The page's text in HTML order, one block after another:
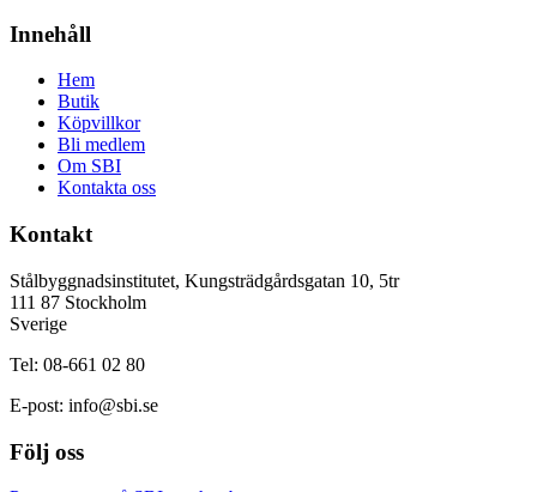
Innehåll
Hem
Butik
Köpvillkor
Bli medlem
Om SBI
Kontakta oss
Kontakt
Stålbyggnadsinstitutet, Kungsträdgårdsgatan 10, 5tr
111 87 Stockholm
Sverige
Tel: 08-661 02 80
E-post: info@sbi.se
Följ oss